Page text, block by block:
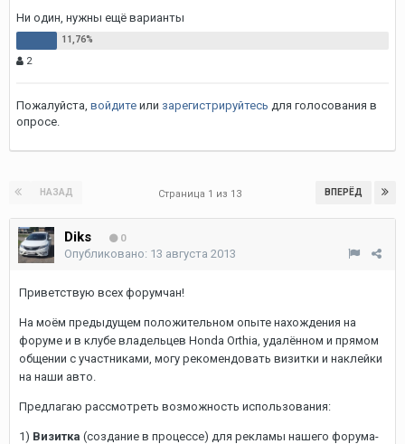
Ни один, нужны ещё варианты
2
Пожалуйста, войдите или зарегистрируйтесь для голосования в
опросе.
НАЗАД ВПЕРЁД
Страница 1 из 13
Diks 0
Опубликовано: 13 августа 2013
Приветствую всех форумчан!
На моём предыдущем положительном опыте нахождения на
форуме и в клубе владельцев Honda Orthia, удалённом и прямом
общении с участниками, могу рекомендовать визитки и наклейки
на наши авто.
Предлагаю рассмотреть возможность использования:
1) Визитка (создание в процессе) для рекламы нашего форума-